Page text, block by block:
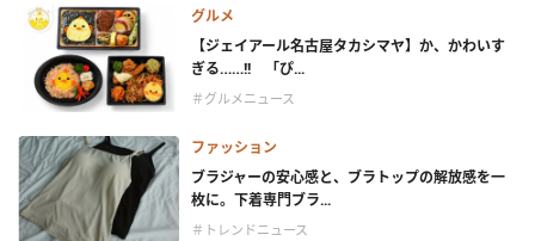
グルメ
【ジェイアール名古屋タカシマヤ】か、かわいす
ぎる……!! 「ぴ...
＃グルメニュース
ファッション
ブラジャーの安心感と、ブラトップの解放感を一
枚に。下着専門ブラ...
＃トレンドニュース